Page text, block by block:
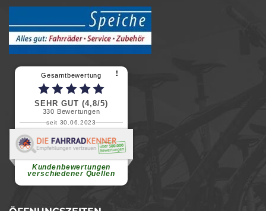
Gesamtbewertung ⠇
SEHR GUT (4,8/5)
330 Bewertungen
seit 30.06.2023
Kundenbewertungen
verschiedener Quellen
Renate H.
Vielen Dank für ein herzliches